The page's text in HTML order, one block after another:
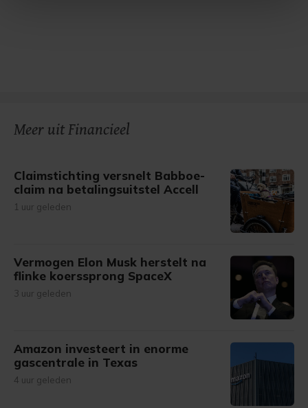
Meer uit Financieel
Claimstichting versnelt Babboe-
claim na betalingsuitstel Accell
1 uur geleden
Vermogen Elon Musk herstelt na
flinke koerssprong SpaceX
3 uur geleden
Amazon investeert in enorme
gascentrale in Texas
4 uur geleden